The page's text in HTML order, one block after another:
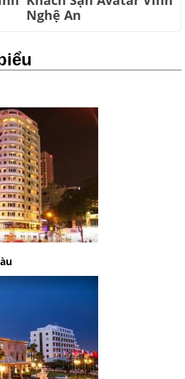
Nghệ An